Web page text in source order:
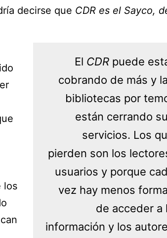
decirse que CDR es el Sayco,
El CDR puede
cobrando de más y
bibliotecas por
están cerrando
servicios. Los
pierden son los
usuarios y porque
vez hay menos
de acceder a
información y los
los